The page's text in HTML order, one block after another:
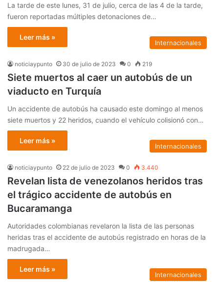
La tarde de este lunes, 31 de julio, cerca de las 4 de la tarde,
fueron reportadas múltiples detonaciones de…
Leer más »
Internacionales
noticiaypunto 30 de julio de 2023 0 219
Siete muertos al caer un autobús de un
viaducto en Turquía
Un accidente de autobús ha causado este domingo al menos
siete muertos y 22 heridos, cuando el vehículo colisionó con…
Leer más »
Internacionales
noticiaypunto 22 de julio de 2023 0 3.440
Revelan lista de venezolanos heridos tras
el trágico accidente de autobús en
Bucaramanga
Autoridades colombianas revelaron la lista de las personas
heridas tras el accidente de autobús registrado en horas de la
madrugada…
Leer más »
Internacionales